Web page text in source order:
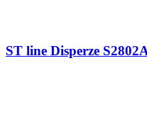
ST line Disperze